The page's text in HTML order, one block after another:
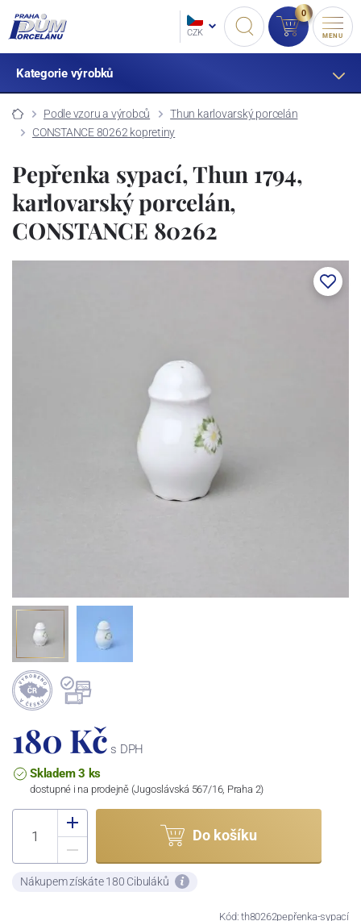
CZK
0
MENU
Kategorie výrobků
Podle vzoru a výrobců
Thun karlovarský porcelán
CONSTANCE 80262 kopretiny
Pepřenka sypací, Thun 1794,
karlovarský porcelán,
CONSTANCE 80262
180 Kč s DPH
Skladem 3 ks
dostupné i na prodejně (Jugoslávská 567/16, Praha 2)
Do košíku
Nákupem získáte 180 Cibuláků
Kód: th80262pepřenka-sypací